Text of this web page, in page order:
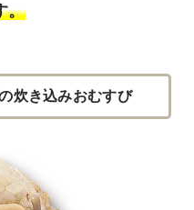
。
炊き込みおむすび